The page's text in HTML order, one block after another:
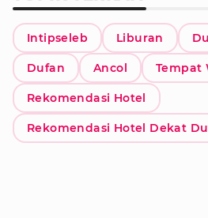
Intipseleb Liburan
Dufan Ancol Tempat
Rekomendasi Hotel
Rekomendasi Hotel Dekat